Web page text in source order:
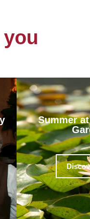
Summer